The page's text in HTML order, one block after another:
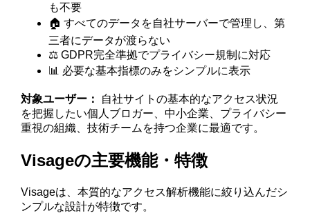
も不要
🏠 すべてのデータを自社サーバーで管理し、第
三者にデータが渡らない
⚖️ GDPR完全準拠でプライバシー規制に対応
📊 必要な基本指標のみをシンプルに表示
対象ユーザー：
自社サイトの基本的なアクセス状況
を把握したい個人ブロガー、中小企業、プライバシー
重視の組織、技術チームを持つ企業に最適です。
Visageの主要機能・特徴
Visageは、本質的なアクセス解析機能に絞り込んだシ
ンプルな設計が特徴です。